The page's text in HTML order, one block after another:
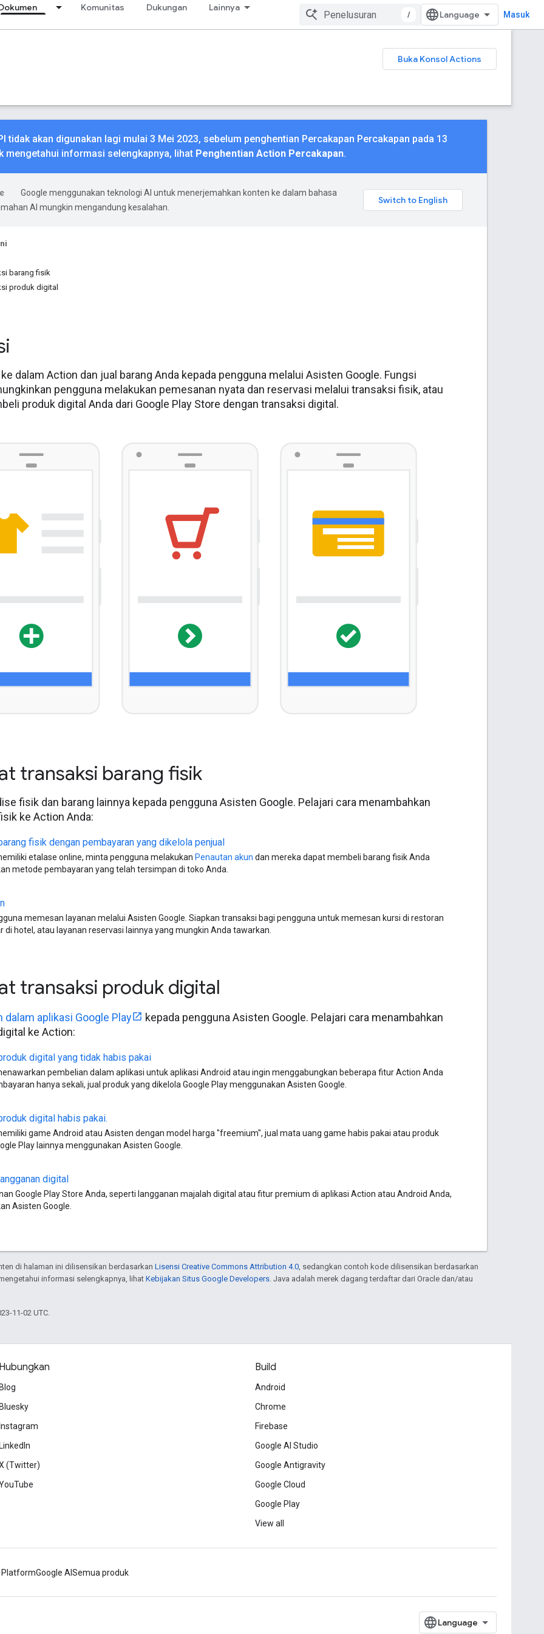
Komunitas Dukungan Lainnya
/ Masuk
Buka Konsol Actions
tidak akan digunakan lagi mulai 3 Mei 2023, sebelum penghentian Percakapan Percakapan pada 13
mengetahui informasi selengkapnya, lihat Penghentian Action Percakapan.
Google menggunakan teknologi AI untuk menerjemahkan konten ke dalam bahasa
AI mungkin mengandung kesalahan.
barang fisik
produk digital
ke dalam Action dan jual barang Anda kepada pengguna melalui Asisten Google. Fungsi
pengguna melakukan pemesanan nyata dan reservasi melalui transaksi fisik, atau
produk digital Anda dari Google Play Store dengan transaksi digital.
transaksi barang fisik
fisik dan barang lainnya kepada pengguna Asisten Google. Pelajari cara menambahkan
ke Action Anda:
fisik dengan pembayaran yang dikelola penjual
etalase online, minta pengguna melakukan Penautan akun dan mereka dapat membeli barang fisik Anda
metode pembayaran yang telah tersimpan di toko Anda.
memesan layanan melalui Asisten Google. Siapkan transaksi bagi pengguna untuk memesan kursi di restoran
di hotel, atau layanan reservasi lainnya yang mungkin Anda tawarkan.
transaksi produk digital
dalam aplikasi Google Play
kepada pengguna Asisten Google. Pelajari cara menambahkan
ke Action:
digital yang tidak habis pakai
pembelian dalam aplikasi untuk aplikasi Android atau ingin menggabungkan beberapa fitur Action Anda
hanya sekali, jual produk yang dikelola Google Play menggunakan Asisten Google.
digital habis pakai.
game Android atau Asisten dengan model harga "freemium", jual mata uang game habis pakai atau produk
Play lainnya menggunakan Asisten Google.
digital
Google Play Store Anda, seperti langganan majalah digital atau fitur premium di aplikasi Action atau Android Anda,
Asisten Google.
di halaman ini dilisensikan berdasarkan Lisensi Creative Commons Attribution 4.0, sedangkan contoh kode dilisensikan berdasarkan
informasi selengkapnya, lihatKebijakan Situs Google Developers. Java adalah merek dagang terdaftar dari Oracle dan/atau
11-02 UTC.
Hubungkan
Blog
Bluesky
Instagram
LinkedIn
(Twitter)
Build
Android
Chrome
Firebase
Google AI Studio
Google Antigravity
Google Cloud
Google Play
View all
PlatformGoogle AI Semua produk